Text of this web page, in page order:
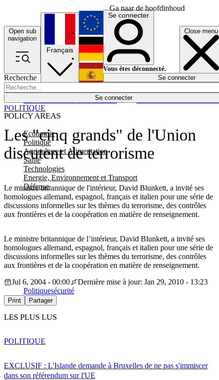
Ga naar de hoofdinhoud
Open sub
navigation
Close menu
Recherche
Se connecter
POLICY AREAS
Economie
Politique
Agriculture et Alimentation
Santé
Technologies
Energie, Environnement et Transport
Défense
Économie
Français
English
Deutsch
Español
Se connecter
Vous êtes déconnecté.
Se connecter
Les "cinq grands" de l'Union
discutent de terrorisme
Le ministre britannique de l'intérieur, David Blunkett, a invité ses
homologues allemand, espagnol, français et italien pour une série de
discussions informelles sur les thèmes du terrorisme, des contrôles
aux frontières et de la coopération en matière de renseignement.
POLITIQUE
Le ministre britannique de l’intérieur, David Blunkett, a invité ses
homologues allemand, espagnol, français et italien pour une série de
discussions informelles sur les thèmes du terrorisme, des contrôles
aux frontières et de la coopération en matière de renseignement.
Jul 6, 2004 - 00:00
Dernière mise à jour: Jan 29, 2010 - 13:23
Politiquesécurité
Print Partager
LES PLUS LUS
EXCLUSIF : L'Islande demande à Bruxelles de ne pas s'immiscer
dans son référendum sur l'UE
POLITIQUE